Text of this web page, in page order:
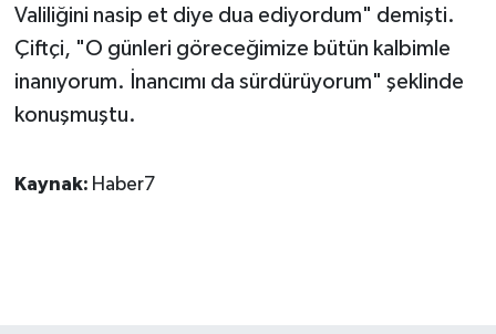
Valiliğini nasip et diye dua ediyordum" demişti.
Çiftçi, "O günleri göreceğimize bütün kalbimle
inanıyorum. İnancımı da sürdürüyorum" şeklinde
konuşmuştu.
Kaynak: Haber7